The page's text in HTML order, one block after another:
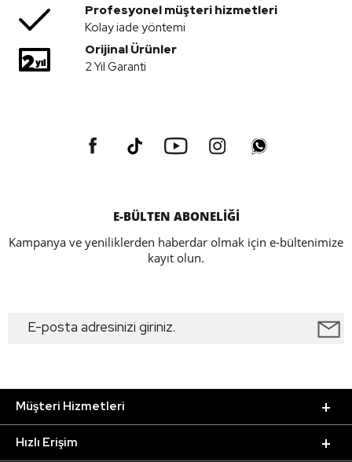
Profesyonel müşteri hizmetleri
Kolay iade yöntemi
Orijinal Ürünler
2 Yıl Garanti
E-BÜLTEN ABONELİĞİ
Kampanya ve yeniliklerden haberdar olmak için e-bültenimize
kayıt olun.
Müşteri Hizmetleri
Hızlı Erişim